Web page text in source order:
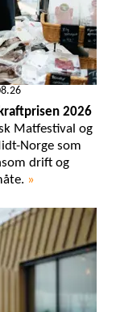
2026
Matfestival og
Norge som
drift og
»